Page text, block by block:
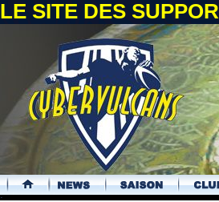
LE SITE DES
.